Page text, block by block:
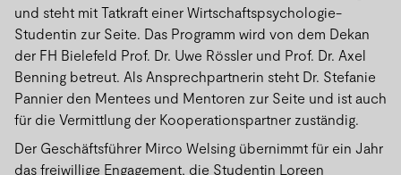
und steht mit Tatkraft einer Wirtschaftspsychologie-
Studentin zur Seite. Das Programm wird von dem Dekan
der FH Bielefeld Prof. Dr. Uwe Rössler und Prof. Dr. Axel
Benning betreut. Als Ansprechpartnerin steht Dr. Stefanie
Pannier den Mentees und Mentoren zur Seite und ist auch
für die Vermittlung der Kooperationspartner zuständig.
Der Geschäftsführer Mirco Welsing übernimmt für ein Jahr
das freiwillige Engagement, die Studentin Loreen